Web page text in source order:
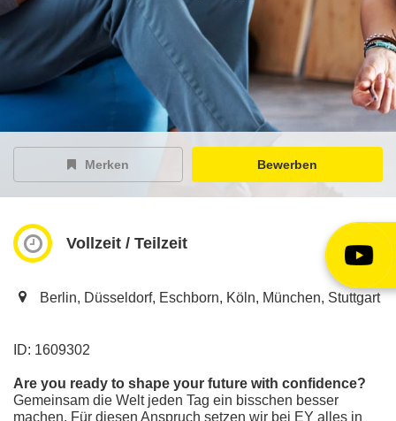
EY Careers Spotlight
der Karriere-Podcast
EY Joblight
Merken Bewerben
Vollzeit / Teilzeit
Berlin, Düsseldorf, Eschborn, Köln, München, Stuttgart
ID: 1609302
Are you ready to shape your future with confidence?
Gemeinsam die Welt jeden Tag ein bisschen besser
machen. Für diesen Anspruch setzen wir bei EY alles in